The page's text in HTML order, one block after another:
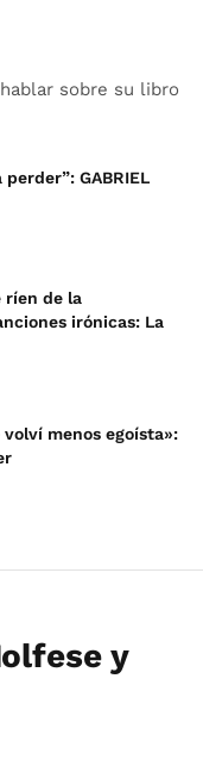
sobre su libro
GABRIEL
ríen de la
irónicas: La
menos egoísta»:
y